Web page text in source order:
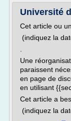
Université
Cet article ou
(indiquez la
Une
paraissent
en page de
en utilisant
Cet article a
(indiquez la